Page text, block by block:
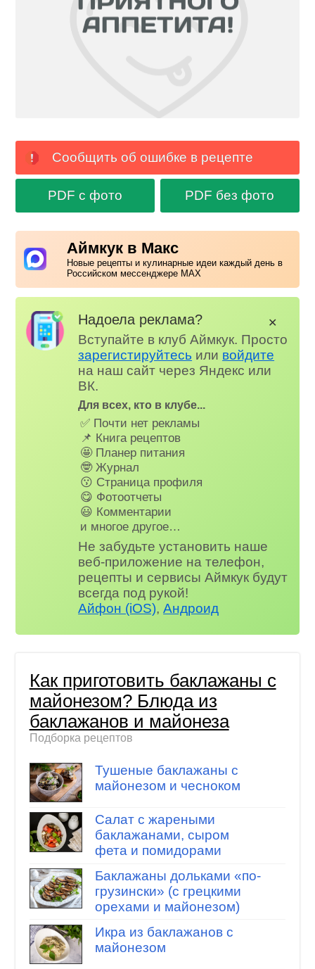
Сообщить об ошибке в рецепте
PDF с фото PDF без фото
Аймкук в Макс
Новые рецепты и кулинарные идеи каждый день в
Российском мессенджере MAX
Надоела реклама?
Вступайте в клуб Аймкук. Просто
зарегистируйтесь или войдите
на наш сайт через Яндекс или
ВК.
Для всех, кто в клубе...
✅ Почти нет рекламы
📌 Книга рецептов
🤩 Планер питания
🤓 Журнал
😗 Страница профиля
😋 Фотоотчеты
😃 Комментарии
и многое другое…
Не забудьте установить наше
веб-приложение на телефон,
рецепты и сервисы Аймкук будут
всегда под рукой!
Айфон (iOS),Андроид
✕
Как приготовить баклажаны с
майонезом? Блюда из
баклажанов и майонеза
Подборка рецептов
Тушеные баклажаны с
майонезом и чесноком
Салат с жареными
баклажанами, сыром
фета и помидорами
Баклажаны дольками «по-
грузински» (с грецкими
орехами и майонезом)
Икра из баклажанов с
майонезом